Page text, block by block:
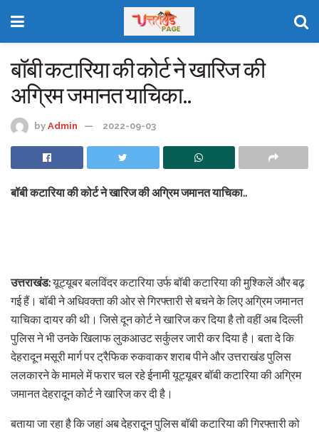
बॉबी कटारिया की कोर्ट ने खारिज की
अग्रिम जमानत याचिका..
by Admin 2022-09-03
बॉबी कटारिया की कोर्ट ने खारिज की अग्रिम जमानत याचिका..
उत्तराखंड:यूट्यूबर बलविंदर कटारिया उर्फ बॉबी कटारिया की मुश्किलें और बढ़
गई हैं। बॉबी ने अधिवक्ता की ओर से गिरफ्तारी से बचने के लिए अग्रिम जमानत
याचिका दायर की थी। जिसे दून कोर्ट ने खारिज कर दिया है तो वहीं अब दिल्ली
पुलिस ने भी उनके खिलाफ लुकआउट सर्कुलर जारी कर दिया है। बता दे कि
देहरादून मसूरी मार्ग पर ट्रैफिक रुकवाकर शराब पीने और उत्तराखंड पुलिस
ललकारने के मामले में फरार चल रहे ईनामी यूट्यूबर बॉबी कटारिया की अग्रिम
जमानत देहरादून कोर्ट ने खारिज कर दी है।
बताया जा रहा है कि जहां अब देहरादून पुलिस बॉबी कटारिया की गिरफ्तारी को